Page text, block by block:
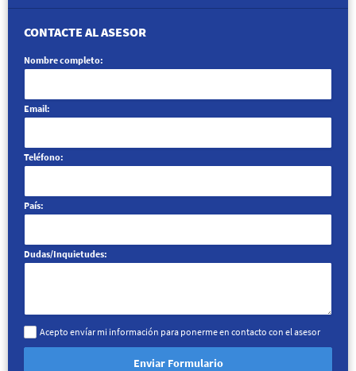
CONTACTE AL ASESOR
Nombre completo:
Email:
Teléfono:
País:
Dudas/Inquietudes:
Acepto envíar mi información para ponerme en contacto con el asesor
Enviar Formulario